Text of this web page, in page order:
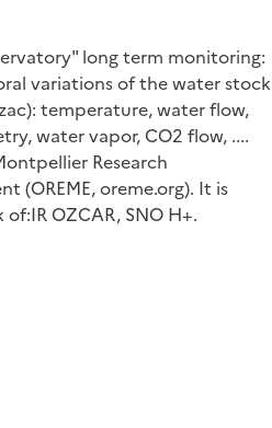
long term monitoring:
variations of the water stock
temperature, water flow,
water vapor, CO2 flow, ....
Research
(OREME, oreme.org). It is
OZCAR, SNO H+.